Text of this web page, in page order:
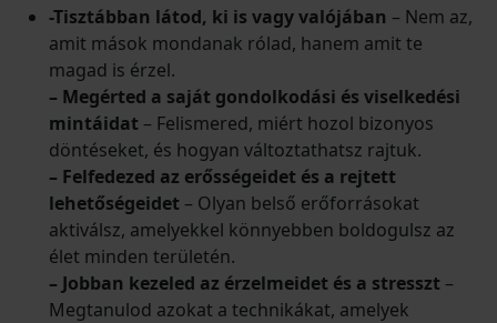
-Tisztábban látod, ki is vagy valójában – Nem az,
amit mások mondanak rólad, hanem amit te
magad is érzel.
– Megérted a saját gondolkodási és viselkedési
mintáidat – Felismered, miért hozol bizonyos
döntéseket, és hogyan változtathatsz rajtuk.
– Felfedezed az erősségeidet és a rejtett
lehetőségeidet – Olyan belső erőforrásokat
aktiválsz, amelyekkel könnyebben boldogulsz az
élet minden területén.
– Jobban kezeled az érzelmeidet és a stresszt –
Megtanulod azokat a technikákat, amelyek